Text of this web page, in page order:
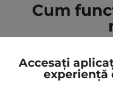
Cum
Accesați
experiență